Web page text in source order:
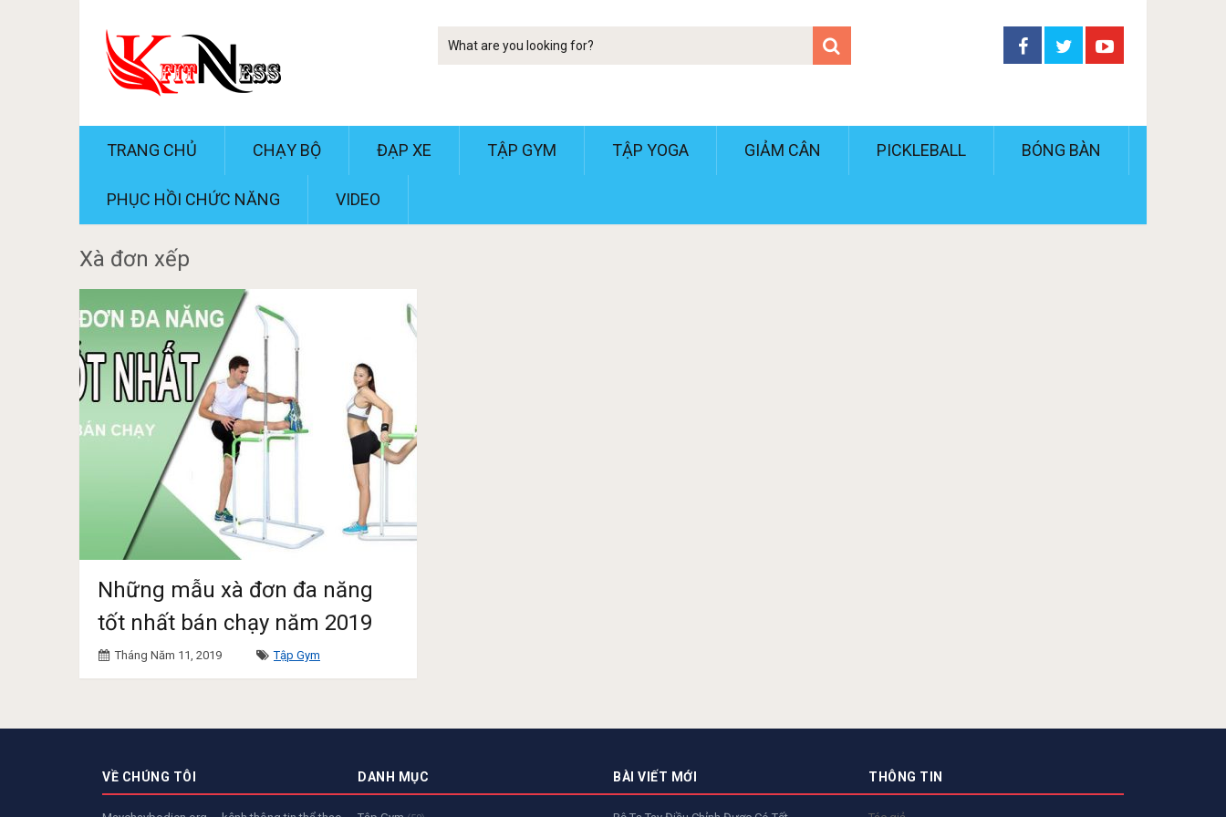
Tim
TRANG CHỦ CHẠY BỘ ĐẠP XE TẬP GYM TẬP YOGA GIẢM CÂN PICKLEBALL BÓNG BÀN
PHỤC HỒI CHỨC NĂNG VIDEO
Xà đơn xếp
Những mẫu xà đơn đa năng
tốt nhất bán chạy năm 2019
Tháng Năm 11, 2019 Tập Gym
VỀ CHÚNG TÔI DANH MỤC BÀI VIẾT MỚI THÔNG TIN